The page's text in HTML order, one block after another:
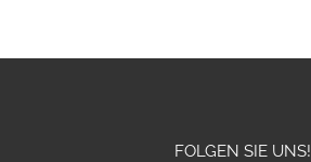
FOLGEN SIE UNS!